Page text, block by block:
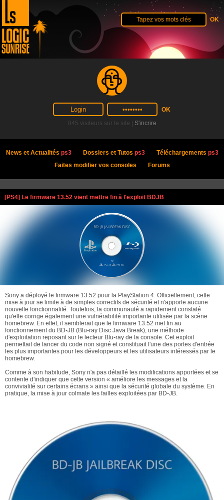
845 visiteurs sur le site | S'incrire
News et Actualités ps3 Dossiers et Tutos ps3 Téléchargements ps3
Faites modifier vos consoles
Forums
[PS4] Le firmware 13.52 vient mettre fin à l'exploit BDJB
Sony a déployé le firmware 13.52 pour la PlayStation 4. Officiellement, cette
mise à jour se limite à de simples correctifs de sécurité et n'apporte aucune
nouvelle fonctionnalité. Toutefois, la communauté a rapidement constaté
qu'elle corrige également une vulnérabilité importante utilisée par la scène
homebrew. En effet, il semblerait que le firmware 13.52 met fin au
fonctionnement du BD-JB (Blu-ray Disc Java Break), une méthode
d'exploitation reposant sur le lecteur Blu-ray de la console. Cet exploit
permettait de lancer du code non signé et constituait l'une des portes d'entrée
les plus importantes pour les développeurs et les utilisateurs intéressés par le
homebrew.
Comme à son habitude, Sony n'a pas détaillé les modifications apportées et se
contente d'indiquer que cette version « améliore les messages et la
convivialité sur certains écrans » ainsi que la sécurité globale du système. En
pratique, la mise à jour colmate les failles exploitées par BD-JB.